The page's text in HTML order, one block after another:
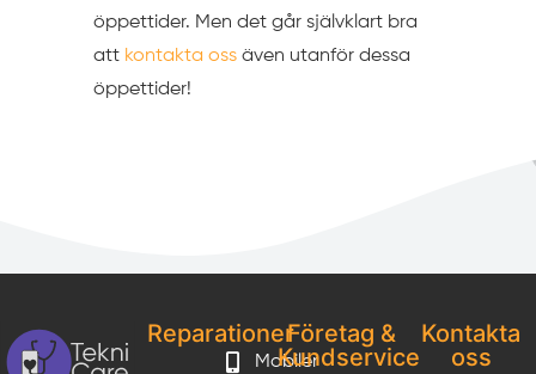
öppettider. Men det går självklart bra
att kontakta ossäven utanför dessa
öppettider!
Reparationer
Mobiler
Företag &
Kundservice
Kontakta
oss